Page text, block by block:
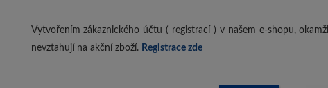
Vytvořením zákaznického účtu ( registrací ) v našem e-shopu,
nevztahují na akční zboží. Registrace zde